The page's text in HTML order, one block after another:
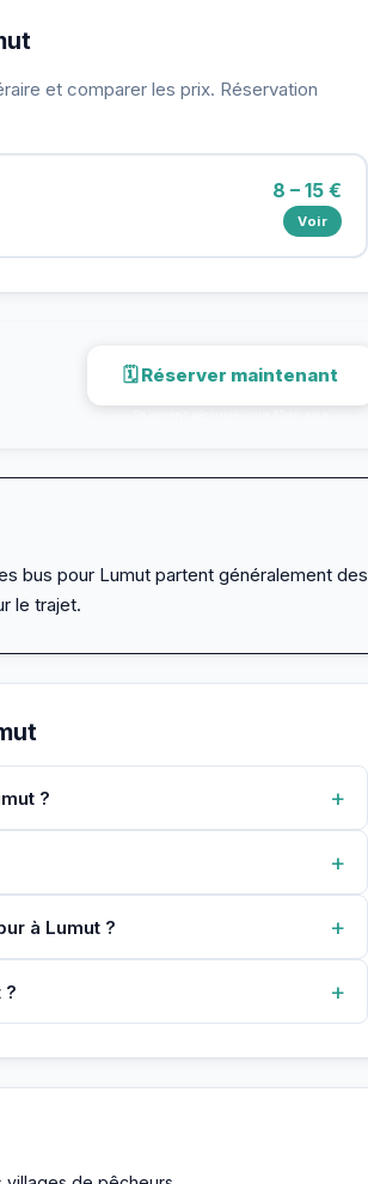
et comparer les prix. Réservation
8 – 15 €
Voir
🗓 Réserver maintenant
bus pour Lumut partent généralement des
le trajet.
? +
+
à Lumut ? +
? +